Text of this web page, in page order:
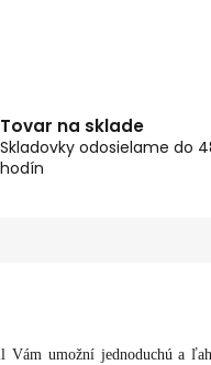
Tovar na sklade
Skladovky odosielame do
hodín
umožní jednoduchú a